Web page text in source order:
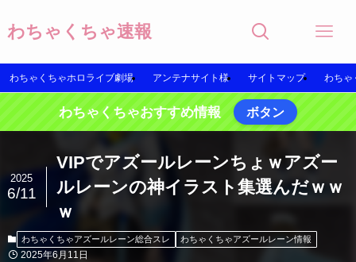
わちゃくちゃ速報
わちゃくちゃホロライブ劇場 アンテナサイト様 サイトマップ わちゃ
わちゃくちゃおすすめ情報 ボタン
VIPでアズールレーンちょｗアズー
ルレーンの神イラスト集選んだｗｗ
ｗ
2025
6/11
わちゃくちゃアズールレーン総合スレ わちゃくちゃアズールレーン情報
2025年6月11日